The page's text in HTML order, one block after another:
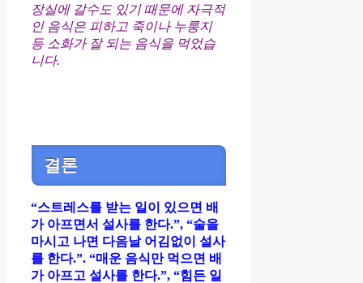
장실에 갈수도 있기 때문에 자극적
인 음식은 피하고 죽이나 누룽지
등 소화가 잘 되는 음식을 먹었습
니다.
결론
“스트레스를 받는 일이 있으면 배
가 아프면서 설사를 한다.”, “술을
마시고 나면 다음날 어김없이 설사
를 한다.”. “매운 음식만 먹으면 배
가 아프고 설사를 한다.”, “힘든 일